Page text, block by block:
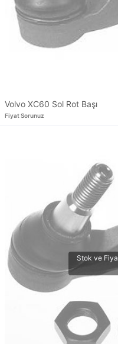
Volvo XC60 Sol Rot Başı
Fiyat Sorunuz